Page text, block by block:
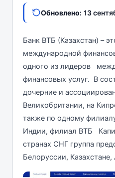
Обновлено: 13
Банк ВТБ (Казахстан) –
международной
одного из лидеров
финансовых услуг. В
дочерние и
Великобритании, на
также по одному
Индии, филиал ВТБ
странах СНГ группа
Белоруссии,